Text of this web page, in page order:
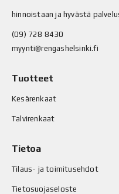
hinnoistaan ja hyvästä
(09) 728 8430
myynti@rengashelsinki.fi
Tuotteet
Kesärenkaat
Talvirenkaat
Tietoa
Tilaus- ja toimitusehdot
Tietosuojaseloste